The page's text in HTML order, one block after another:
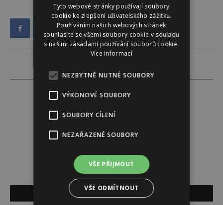
SOUVISEJÍCÍ ČLÁNKY
Tyto webové stránky používají soubory
cookie ke zlepšení uživatelského zážitku.
Používáním našich webových stránek
souhlasíte se všemi soubory cookie v souladu
s našimi zásadami používání souborů cookie.
Více informací
NEZBYTNĚ NUTNÉ SOUBORY
VÝKONOVÉ SOUBORY
SOUBORY CÍLENÍ
NEZAŘAZENÉ SOUBORY
VŠE PŘIJMOUT
VŠE ODMÍTNOUT